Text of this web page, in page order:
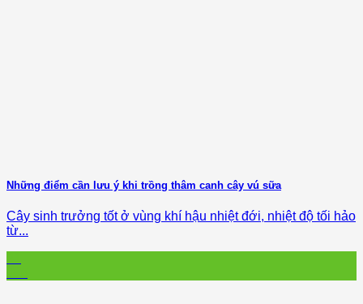
Những điểm cần lưu ý khi trồng thâm canh cây vú sữa
Cây sinh trưởng tốt ở vùng khí hậu nhiệt đới, nhiệt độ tối hảo
từ...